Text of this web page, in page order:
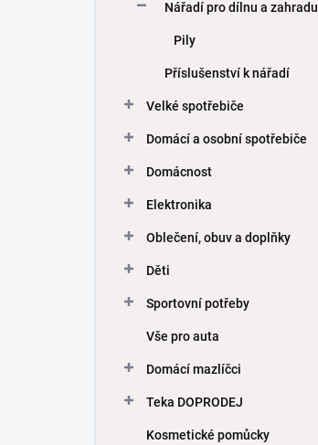
Nářadí pro dílnu a zahradu
Pily
Příslušenství k nářadí
Velké spotřebiče
Domácí a osobní spotřebiče
Domácnost
Elektronika
Oblečení, obuv a doplňky
Děti
Sportovní potřeby
Vše pro auta
Domácí mazlíčci
Teka DOPRODEJ
Kosmetické pomůcky